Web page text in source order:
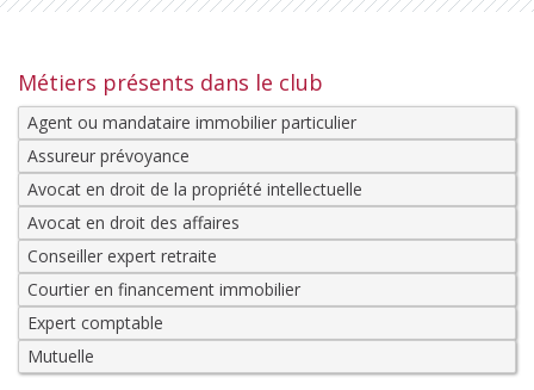
Métiers présents dans le club
Agent ou mandataire immobilier particulier
Assureur prévoyance
Avocat en droit de la propriété intellectuelle
Avocat en droit des affaires
Conseiller expert retraite
Courtier en financement immobilier
Expert comptable
Mutuelle